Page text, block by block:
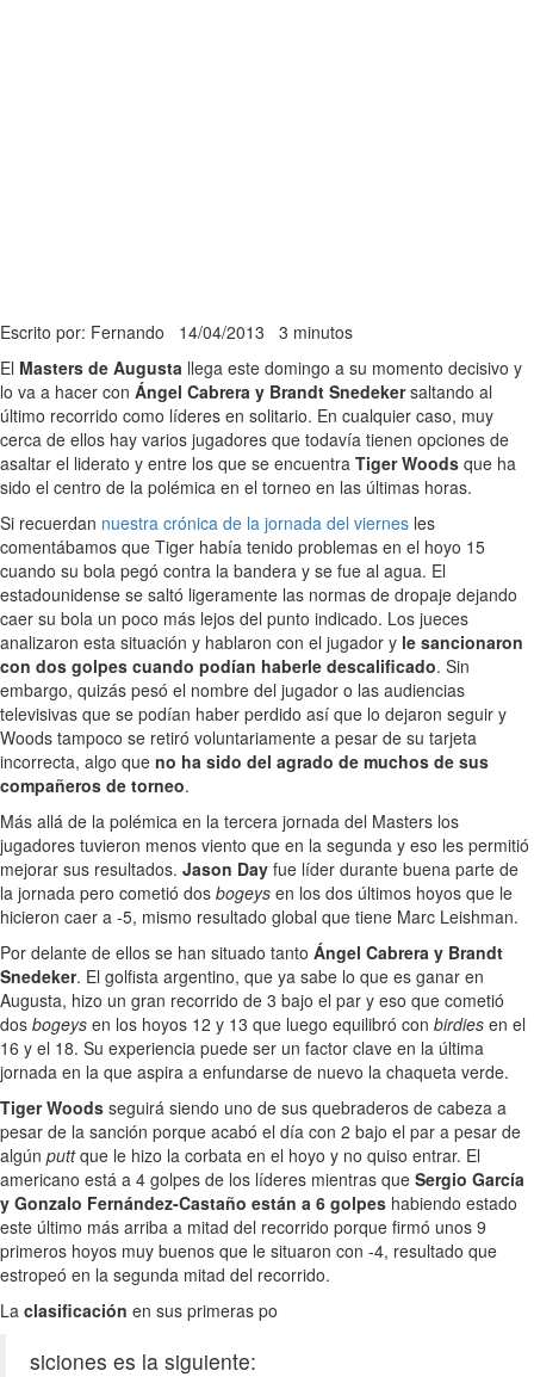
Escrito por: Fernando 14/04/2013 3 minutos
El Masters de Augusta llega este domingo a su momento decisivo y
lo va a hacer con Ángel Cabrera y Brandt Snedekersaltando al
último recorrido como líderes en solitario. En cualquier caso, muy
cerca de ellos hay varios jugadores que todavía tienen opciones de
asaltar el liderato y entre los que se encuentra Tiger Woods que ha
sido el centro de la polémica en el torneo en las últimas horas.
Si recuerdan nuestra crónica de la jornada del viernes les
comentábamos que Tiger había tenido problemas en el hoyo 15
cuando su bola pegó contra la bandera y se fue al agua. El
estadounidense se saltó ligeramente las normas de dropaje dejando
caer su bola un poco más lejos del punto indicado. Los jueces
analizaron esta situación y hablaron con el jugador y le sancionaron
con dos golpes cuando podían haberle descalificado. Sin
embargo, quizás pesó el nombre del jugador o las audiencias
televisivas que se podían haber perdido así que lo dejaron seguir y
Woods tampoco se retiró voluntariamente a pesar de su tarjeta
incorrecta, algo que no ha sido del agrado de muchos de sus
compañeros de torneo.
Más allá de la polémica en la tercera jornada del Masters los
jugadores tuvieron menos viento que en la segunda y eso les permitió
mejorar sus resultados. Jason Day fue líder durante buena parte de
la jornada pero cometió dos bogeys en los dos últimos hoyos que le
hicieron caer a -5, mismo resultado global que tiene Marc Leishman.
Por delante de ellos se han situado tanto Ángel Cabrera y Brandt
Snedeker. El golfista argentino, que ya sabe lo que es ganar en
Augusta, hizo un gran recorrido de 3 bajo el par y eso que cometió
dos bogeys en los hoyos 12 y 13 que luego equilibró con birdies en el
16 y el 18. Su experiencia puede ser un factor clave en la última
jornada en la que aspira a enfundarse de nuevo la chaqueta verde.
Tiger Woods seguirá siendo uno de sus quebraderos de cabeza a
pesar de la sanción porque acabó el día con 2 bajo el par a pesar de
algún puttque le hizo la corbata en el hoyo y no quiso entrar. El
americano está a 4 golpes de los líderes mientras que Sergio García
y Gonzalo Fernández-Castaño están a 6 golpes habiendo estado
este último más arriba a mitad del recorrido porque firmó unos 9
primeros hoyos muy buenos que le situaron con -4, resultado que
estropeó en la segunda mitad del recorrido.
La clasificación en sus primeras po
siciones es la siguiente: